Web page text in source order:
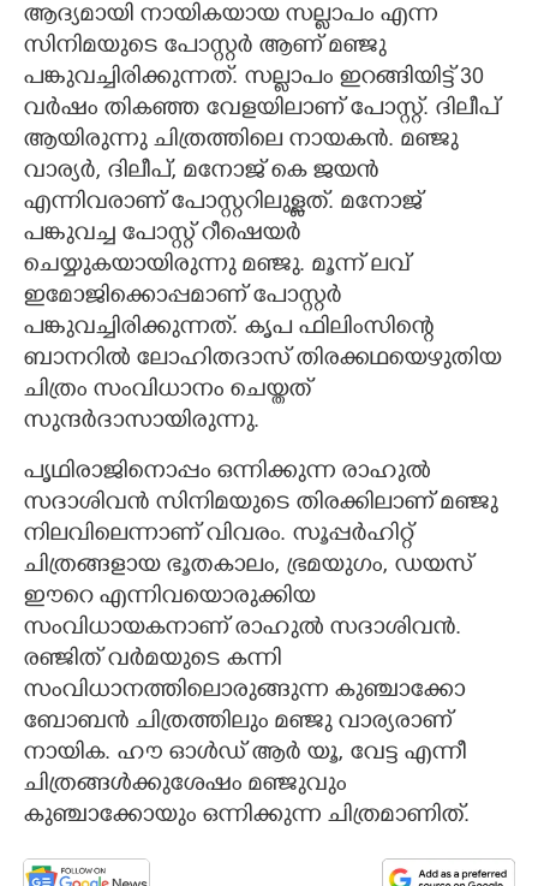
ആദ്യമായി നായികയായ സല്ലാപം എന്ന
സിനിമയുടെ പോസ്റ്റർ ആണ് മഞ്ജു
പങ്കുവച്ചിരിക്കുന്നത്. സല്ലാപം ഇറങ്ങിയിട്ട് 30
വർഷം തികഞ്ഞ വേളയിലാണ് പോസ്റ്റ്. ദിലീപ്
ആയിരുന്നു ചിത്രത്തിലെ നായകൻ. മഞ്ജു
വാര്യർ, ദിലീപ്, മനോജ് കെ ജയൻ
എന്നിവരാണ് പോസ്റ്ററിലുള്ളത്. മനോജ്
പങ്കുവച്ച പോസ്റ്റ് റീഷെയർ
ചെയ്യുകയായിരുന്നു മഞ്ജു. മൂന്ന് ലവ്
ഇമോജിക്കൊപ്പമാണ് പോസ്റ്റർ
പങ്കുവച്ചിരിക്കുന്നത്. കൃപ ഫിലിംസിന്റെ
ബാനറിൽ ലോഹിതദാസ് തിരക്കഥയെഴുതിയ
ചിത്രം സംവിധാനം ചെയ്തത്
സുന്ദർദാസായിരുന്നു.
പൃഥിരാജിനൊപ്പം ഒന്നിക്കുന്ന രാഹുൽ
സദാശിവൻ സിനിമയുടെ തിരക്കിലാണ് മഞ്ജു
നിലവിലെന്നാണ് വിവരം. സൂപ്പർഹിറ്റ്
ചിത്രങ്ങളായ ഭൂതകാലം, ഭ്രമയുഗം, ഡയസ്
ഈറെ എന്നിവയൊരുക്കിയ
സംവിധായകനാണ് രാഹുൽ സദാശിവൻ.
രഞ്ജിത് വർമയുടെ കന്നി
സംവിധാനത്തിലൊരുങ്ങുന്ന കുഞ്ചാക്കോ
ബോബൻ ചിത്രത്തിലും മഞ്ജു വാര്യരാണ്
നായിക. ഹൗ ഓൾഡ് ആർ യൂ, വേട്ട എന്നീ
ചിത്രങ്ങൾക്കുശേഷം മഞ്ജുവും
കുഞ്ചാക്കോയും ഒന്നിക്കുന്ന ചിത്രമാണിത്.